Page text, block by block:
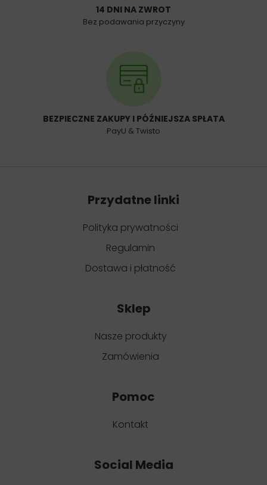
14 DNI NA ZWROT
Bez podawania przyczyny
BEZPIECZNE ZAKUPY I PÓŹNIEJSZA SPŁATA
PayU & Twisto
Przydatne linki
Polityka prywatności
Regulamin
Dostawa i płatność
Sklep
Nasze produkty
Zamówienia
Pomoc
Kontakt
Social Media